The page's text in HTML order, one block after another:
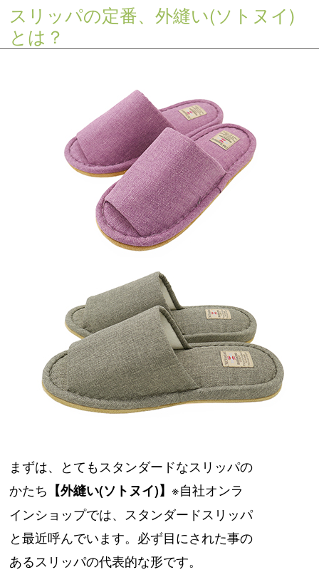
スリッパの定番、外縫い(ソトヌイ)
とは？
まずは、とてもスタンダードなスリッパの
かたち 【外縫い(ソトヌイ)】 ※自社オンラ
インショップでは、スタンダードスリッパ
と最近呼んでいます。必ず目にされた事の
あるスリッパの代表的な形です。